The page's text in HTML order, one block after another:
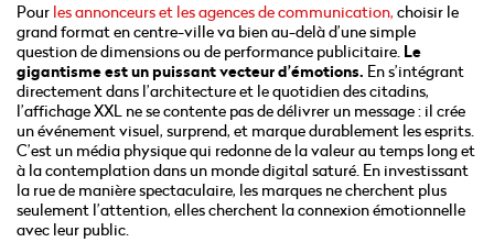
Pour les annonceurs et les agences de communication, choisir le
grand format en centre-ville va bien au-delà d’une simple
question de dimensions ou de performance publicitaire. Le
gigantisme est un puissant vecteur d’émotions. En s’intégrant
directement dans l’architecture et le quotidien des citadins,
l’affichage XXL ne se contente pas de délivrer un message : il crée
un événement visuel, surprend, et marque durablement les esprits.
C’est un média physique qui redonne de la valeur au temps long et
à la contemplation dans un monde digital saturé. En investissant
la rue de manière spectaculaire, les marques ne cherchent plus
seulement l’attention, elles cherchent la connexion émotionnelle
avec leur public.